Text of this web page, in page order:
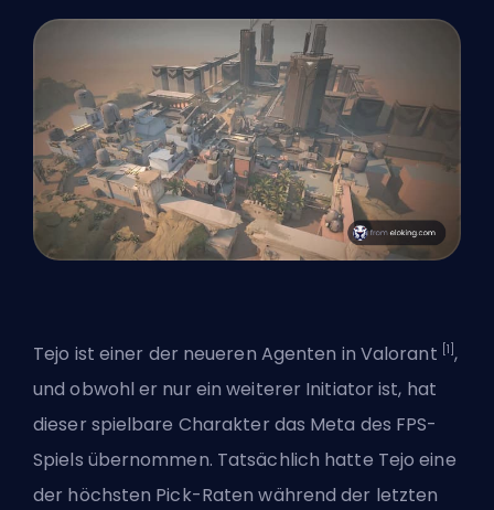
Tejo ist einer der neueren Agenten in Valorant [1] ,
und obwohl er nur ein weiterer Initiator ist, hat
dieser spielbare Charakter das Meta des FPS-
Spiels übernommen. Tatsächlich hatte Tejo eine
der höchsten Pick-Raten während der letzten